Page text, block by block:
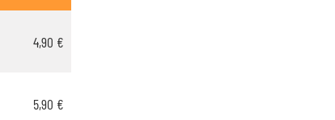
4,90 €
5,90 €